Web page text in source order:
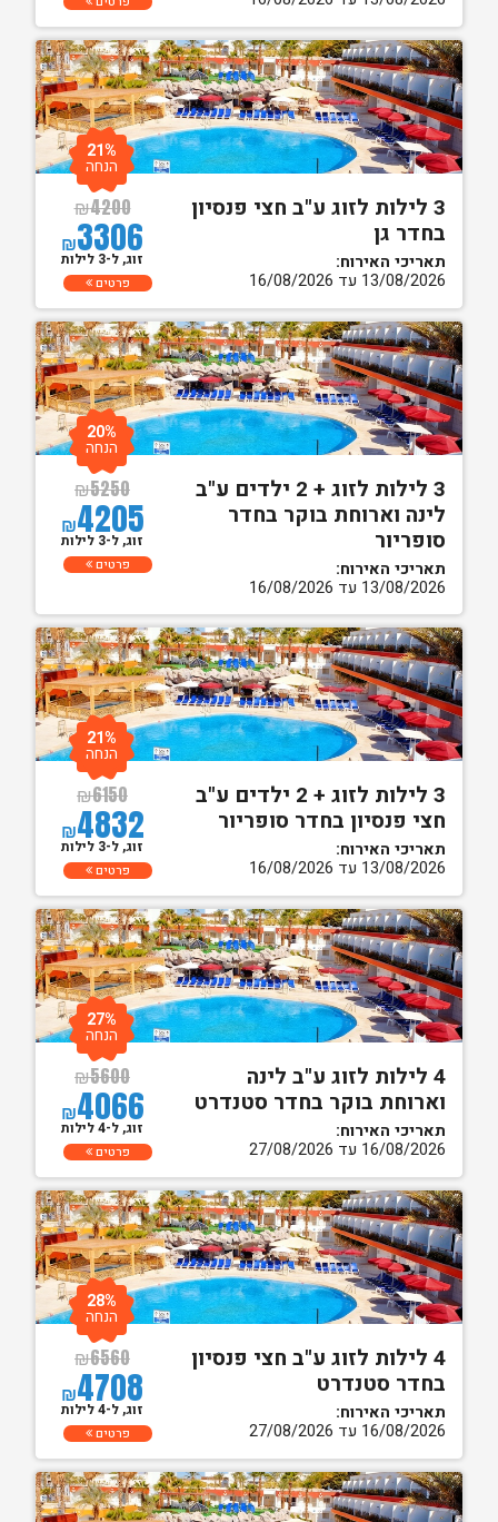
3 לילות לזוג ע"ב חצי פנסיון
בחדר גן
תאריכי האירוח:
13/08/2026 עד 16/08/2026
₪4200
₪3306
21%
הנחה
זוג, ל-3 לילות
פרטים
3 לילות לזוג + 2 ילדים ע"ב
לינה וארוחת בוקר בחדר
סופריור
תאריכי האירוח:
13/08/2026 עד 16/08/2026
₪5250
₪4205
20%
הנחה
זוג, ל-3 לילות
פרטים
3 לילות לזוג + 2 ילדים ע"ב
חצי פנסיון בחדר סופריור
תאריכי האירוח:
13/08/2026 עד 16/08/2026
₪6150
₪4832
21%
הנחה
זוג, ל-3 לילות
פרטים
4 לילות לזוג ע"ב לינה
וארוחת בוקר בחדר סטנדרט
תאריכי האירוח:
16/08/2026 עד 27/08/2026
₪5600
₪4066
27%
הנחה
זוג, ל-4 לילות
פרטים
4 לילות לזוג ע"ב חצי פנסיון
בחדר סטנדרט
תאריכי האירוח:
16/08/2026 עד 27/08/2026
₪6560
₪4708
28%
הנחה
זוג, ל-4 לילות
פרטים